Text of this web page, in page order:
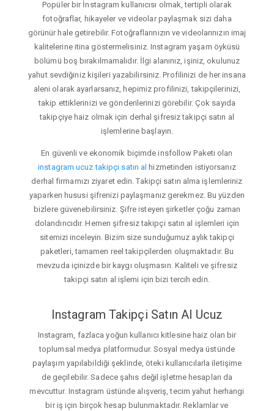
Popüler bir İnstagram kullanıcısı olmak, tertipli olarak
fotoğraflar, hikayeler ve videolar paylaşmak sizi daha
görünür hale getirebilir. Fotoğraflarınızın ve videolarınızın imaj
kalitelerine itina göstermelisiniz. Instagram yaşam öyküsü
bölümü boş bırakılmamalıdır. İlgi alanınız, işiniz, okulunuz
yahut sevdiğiniz kişileri yazabilirsiniz. Profilinizi de her insana
aleni olarak ayarlarsanız, hepimiz profilinizi, takipçilerinizi,
takip ettiklerinizi ve gönderilerinizi görebilir. Çok sayıda
takipçiye haiz olmak için derhal şifresiz takipçi satın al
işlemlerine başlayın.
En güvenli ve ekonomik biçimde insfollow Paketi olan
instagram ucuz takipçi satın al hizmetinden istiyorsanız
derhal firmamızı ziyaret edin. Takipçi satın alma işlemleriniz
yaparken hususi şifrenizi paylaşmanız gerekmez. Bu yüzden
bizlere güvenebilirsiniz. Şifre isteyen şirketler çoğu zaman
dolandırıcıdır. Hemen şifresiz takipçi satın al işlemleri için
sitemizi inceleyin. Bizim size sunduğumuz aylık takipçi
paketleri, tamamen reel takipçilerden oluşmaktadır. Bu
mevzuda içinizde bir kaygı oluşmasın. Kaliteli ve şifresiz
takipçi satın al işlemi için bizi tercih edin.
Instagram Takipçi Satın Al Ucuz
Instagram, fazlaca yoğun kullanıcı kitlesine haiz olan bir
toplumsal medya platformudur. Sosyal medya üstünde
paylaşım yapılabildiği şeklinde, öteki kullanıcılarla iletişime
de geçilebilir. Sadece şahıs değil işletme hesapları da
mevcuttur. Instagram üstünde alışveriş, tecim yahut herhangi
bir iş için birçok hesap bulunmaktadır. Reklamlar ve